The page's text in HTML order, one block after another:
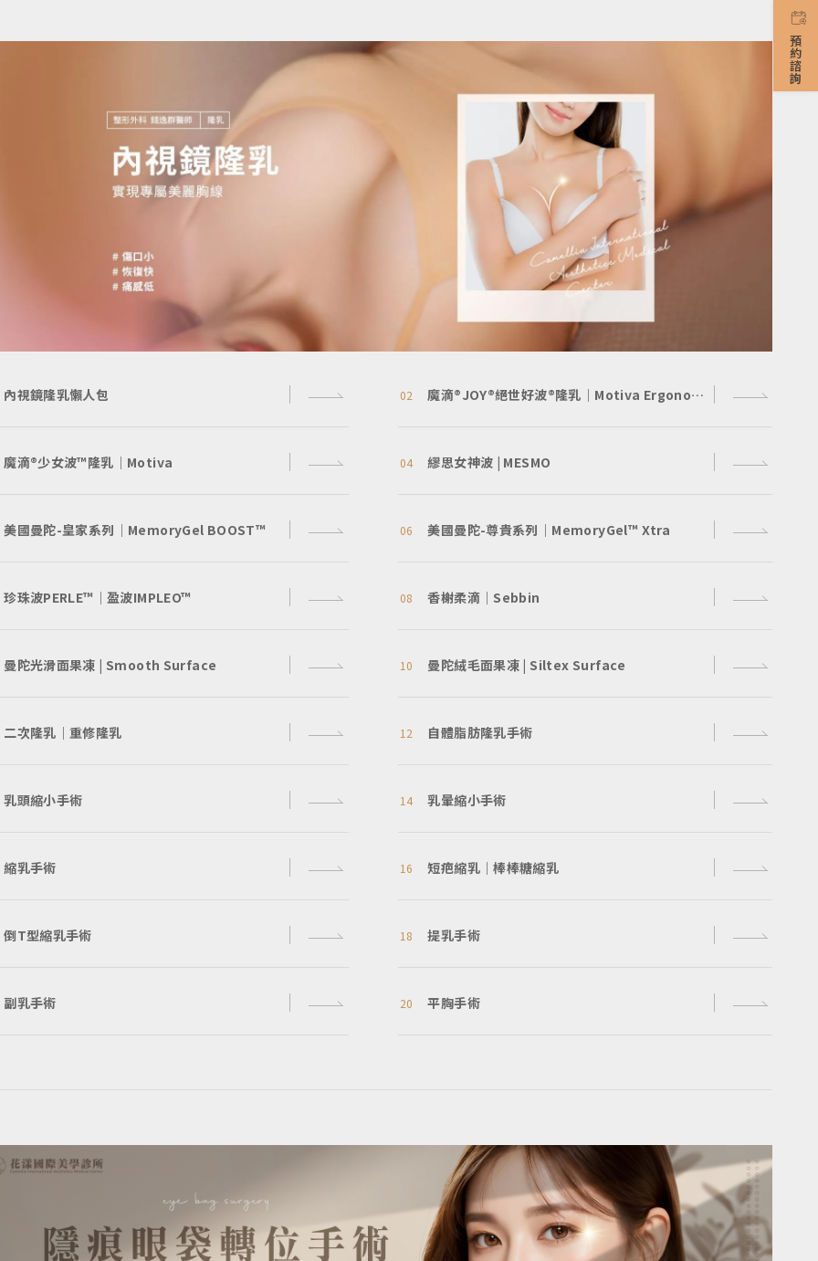
內視鏡隆乳懶人包 02 魔滴®JOY®絕世好波®隆乳｜Motiva Ergonomix2® JOY®
魔滴®少女波™隆乳｜Motiva 04 繆思女神波 | MESMO
美國曼陀-皇家系列｜MemoryGel BOOST™ 06 美國曼陀-尊貴系列｜MemoryGel™ Xtra
珍珠波PERLE™｜盈波IMPLEO™ 08 香榭柔滴｜Sebbin
曼陀光滑面果凍 | Smooth Surface 10 曼陀絨毛面果凍 | Siltex Surface
二次隆乳｜重修隆乳 12 自體脂肪隆乳手術
乳頭縮小手術 14 乳暈縮小手術
縮乳手術 16 短疤縮乳｜棒棒糖縮乳
倒T型縮乳手術 18 提乳手術
副乳手術 20 平胸手術
預約諮詢